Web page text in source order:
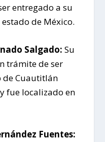
entregado a su
de México.
Salgado: Su
trámite de ser
de Cuautitlán
fue localizado en
Fuentes: